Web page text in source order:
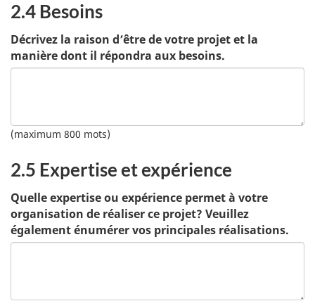
2.4 Besoins
Décrivez la raison d’être de votre projet et la
manière dont il répondra aux besoins.
(maximum 800 mots)
2.5 Expertise et expérience
Quelle expertise ou expérience permet à votre
organisation de réaliser ce projet? Veuillez
également énumérer vos principales réalisations.